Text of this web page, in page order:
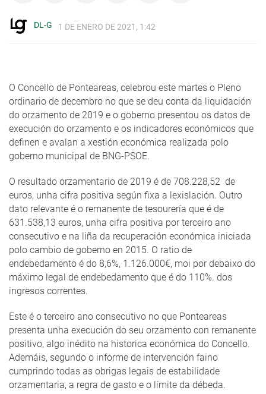
DL-G 1 DE ENERO DE 2021, 1:42
O Concello de Ponteareas, celebrou este martes o Pleno
ordinario de decembro no que se deu conta da liquidación
do orzamento de 2019 e o goberno presentou os datos de
execución do orzamento e os indicadores económicos que
definen e avalan a xestión económica realizada polo
goberno municipal de BNG-PSOE.
O resultado orzamentario de 2019 é de 708.228,52 de
euros, unha cifra positiva según fixa a lexislación. Outro
dato relevante é o remanente de tesourería que é de
631.538,13 euros, unha cifra positiva por terceiro ano
consecutivo e na liña da recuperación económica iniciada
polo cambio de goberno en 2015. O ratio de
endebedamento é do 8,6%, 1.126.000€, moi por debaixo do
máximo legal de endebedamento que é do 110%. dos
ingresos correntes.
Este é o terceiro ano consecutivo no que Ponteareas
presenta unha execución do seu orzamento con remanente
positivo, algo inédito na historica económica do Concello.
Ademáis, segundo o informe de intervención faino
cumprindo todas as obrigas legais de estabilidade
orzamentaria, a regra de gasto e o límite da débeda.